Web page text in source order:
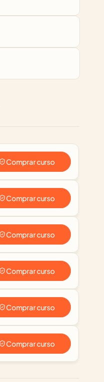
Comprar curso
Comprar curso
Comprar curso
Comprar curso
Comprar curso
Comprar curso